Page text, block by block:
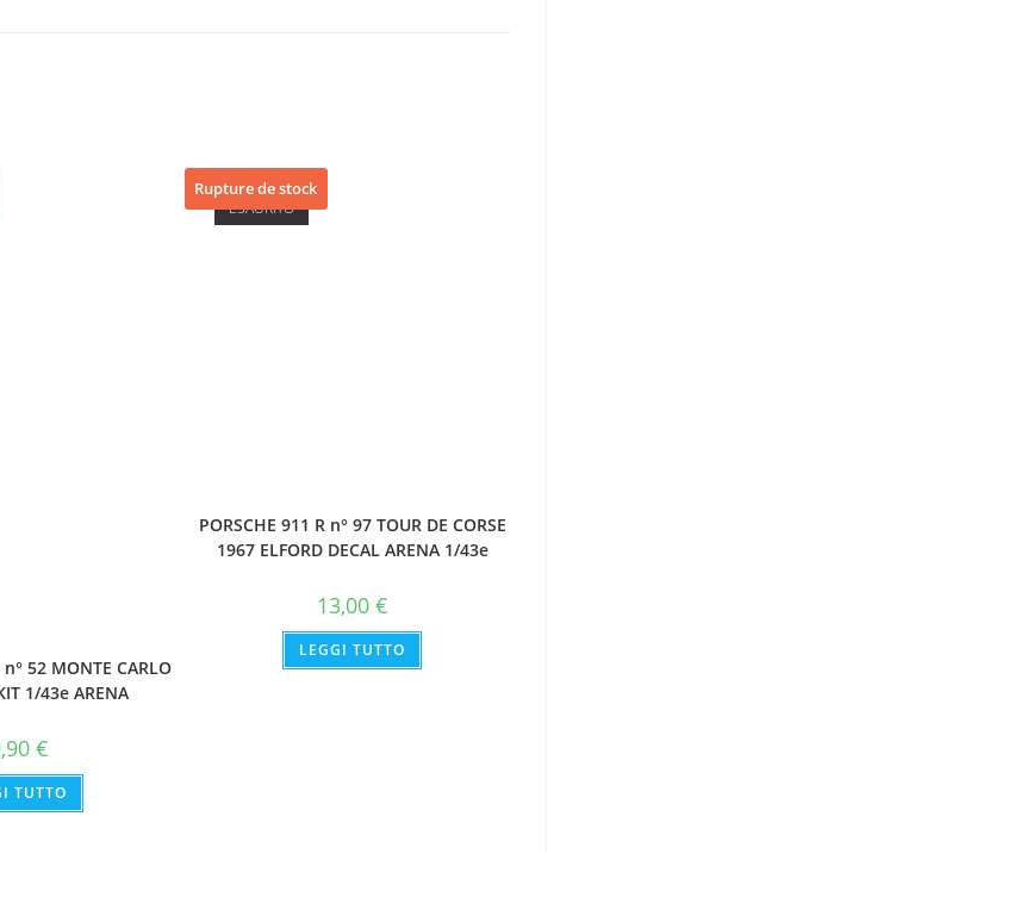
52 MONTE CARLO
1/43e ARENA
€
TUTTO
Rupture de stock
ESAURITO
PORSCHE 911 R n° 97 TOUR DE CORSE
1967 ELFORD DECAL ARENA 1/43e
13,00 €
LEGGI TUTTO